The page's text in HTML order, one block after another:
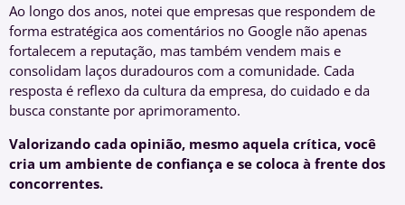
Ao longo dos anos, notei que empresas que respondem de
forma estratégica aos comentários no Google não apenas
fortalecem a reputação, mas também vendem mais e
consolidam laços duradouros com a comunidade. Cada
resposta é reflexo da cultura da empresa, do cuidado e da
busca constante por aprimoramento.
Valorizando cada opinião, mesmo aquela crítica, você
cria um ambiente de confiança e se coloca à frente dos
concorrentes.